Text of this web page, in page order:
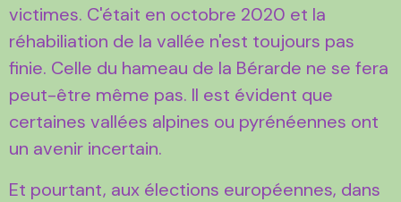
victimes. C'était en octobre 2020 et la
réhabiliation de la vallée n'est toujours pas
finie. Celle du hameau de la Bérarde ne se fera
peut-être même pas. Il est évident que
certaines vallées alpines ou pyrénéennes ont
un avenir incertain.
Et pourtant, aux élections européennes, dans